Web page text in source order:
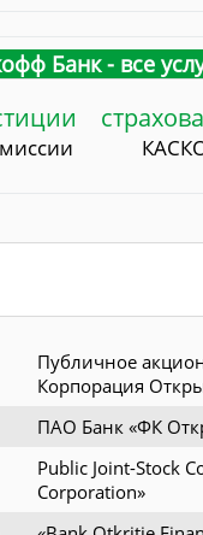
Банк - все
Публичное
Корпорация
ПАО Банк «ФК
Public Joint-Stock
Corporation»